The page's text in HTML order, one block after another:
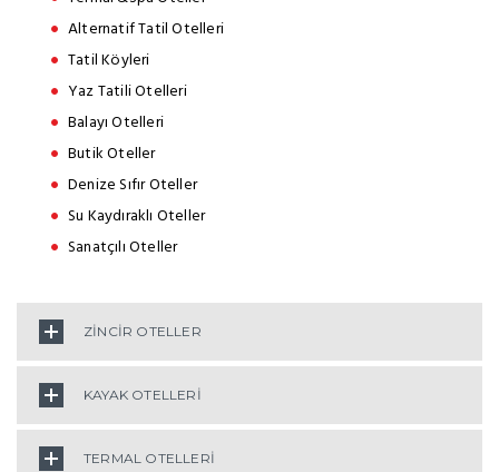
Alternatif Tatil Otelleri
Tatil Köyleri
Yaz Tatili Otelleri
Balayı Otelleri
Butik Oteller
Denize Sıfır Oteller
Su Kaydıraklı Oteller
Sanatçılı Oteller
ZİNCİR OTELLER
KAYAK OTELLERİ
TERMAL OTELLERİ